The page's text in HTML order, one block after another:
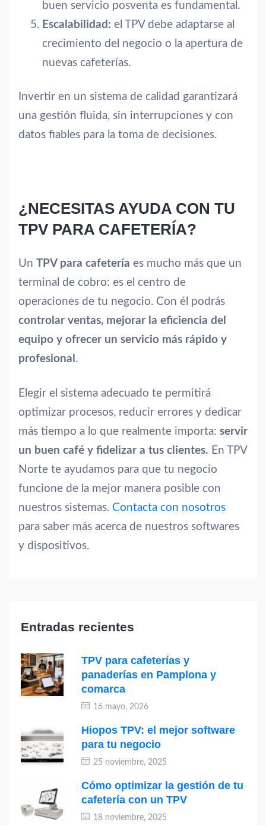
buen servicio posventa es fundamental.
Escalabilidad: el TPV debe adaptarse al
crecimiento del negocio o la apertura de
nuevas cafeterías.
Invertir en un sistema de calidad garantizará
una gestión fluida, sin interrupciones y con
datos fiables para la toma de decisiones.
¿NECESITAS AYUDA CON TU
TPV PARA CAFETERÍA?
Un TPV para cafetería es mucho más que un
terminal de cobro: es el centro de
operaciones de tu negocio. Con él podrás
controlar ventas, mejorar la eficiencia del
equipo y ofrecer un servicio más rápido y
profesional .
Elegir el sistema adecuado te permitirá
optimizar procesos, reducir errores y dedicar
más tiempo a lo que realmente importa: servir
un buen café y fidelizar a tus clientes. En TPV
Norte te ayudamos para que tu negocio
funcione de la mejor manera posible con
nuestros sistemas. Contacta con nosotros
para saber más acerca de nuestros softwares
y dispositivos.
Entradas recientes
TPV para cafeterías y
panaderías en Pamplona y
comarca
16 mayo, 2026
Hiopos TPV: el mejor software
para tu negocio
25 noviembre, 2025
Cómo optimizar la gestión de tu
cafetería con un TPV
18 noviembre, 2025